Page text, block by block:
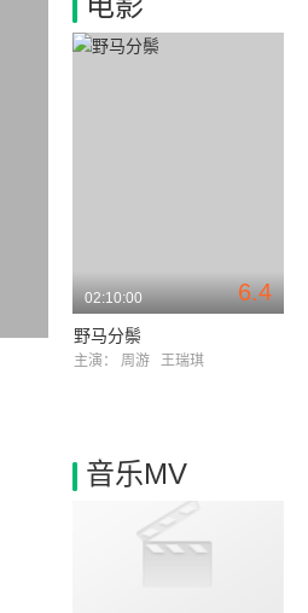
6.4
02:10:00
野马分鬃
主演： 周游 王瑞琪
音乐MV